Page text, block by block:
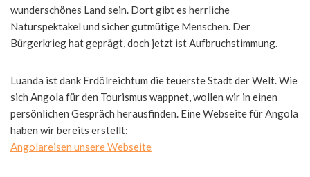
wunderschönes Land sein. Dort gibt es herrliche
Naturspektakel und sicher gutmütige Menschen. Der
Bürgerkrieg hat geprägt, doch jetzt ist Aufbruchstimmung.
Luanda ist dank Erdölreichtum die teuerste Stadt der Welt. Wie
sich Angola für den Tourismus wappnet, wollen wir in einen
persönlichen Gespräch herausfinden. Eine Webseite für Angola
haben wir bereits erstellt:
Angolareisen unsere Webseite